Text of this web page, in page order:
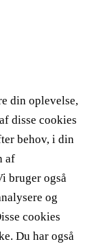
din oplevelse,
disse cookies
behov, i din
af
bruger også
og
cookies
Du har også